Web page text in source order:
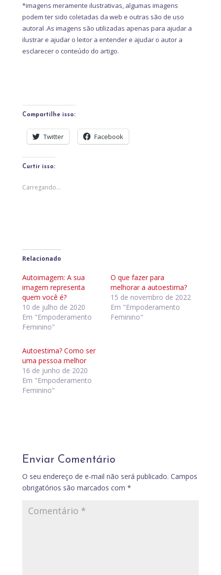
*imagens meramente ilustrativas, algumas imagens
podem ter sido coletadas da web e outras são de uso
autoral .As imagens são utilizadas apenas para ajudar a
ilustrar e ajudar o leitor a entender e ajudar o autor a
esclarecer o conteúdo do artigo.
Compartilhe isso:
Twitter Facebook
Curtir isso:
Carregando...
Relacionado
Autoimagem: A sua
imagem representa
quem você é?
10 de julho de 2020
Em "Empoderamento
Feminino"
O que fazer para
melhorar a autoestima?
15 de novembro de 2022
Em "Empoderamento
Feminino"
Autoestima? Como ser
uma pessoa melhor
16 de junho de 2020
Em "Empoderamento
Feminino"
Enviar Comentário
O seu endereço de e-mail não será publicado. Campos
obrigatórios são marcados com *